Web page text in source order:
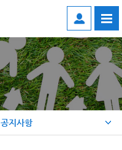
공지사항